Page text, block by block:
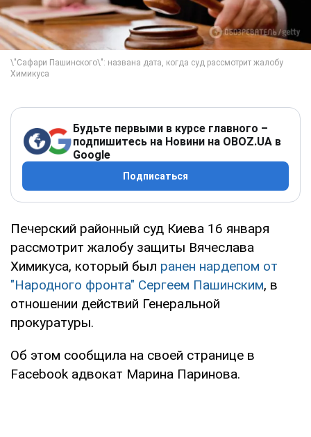
Будьте первыми в курсе главного –
подпишитесь на Новини на OBOZ.UA в
Google
Подписаться
Печерский районный суд Киева 16 января
рассмотрит жалобу защиты Вячеслава
Химикуса, который был ранен нардепом от
"Народного фронта" Сергеем Пашинским, в
отношении действий Генеральной
прокуратуры.
Об этом сообщила на своей странице в
Facebook адвокат Марина Паринова.